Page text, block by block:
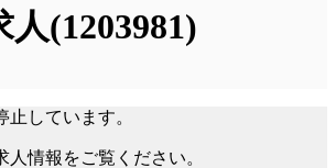
人(1203981)
止しています。
情報をご覧ください。